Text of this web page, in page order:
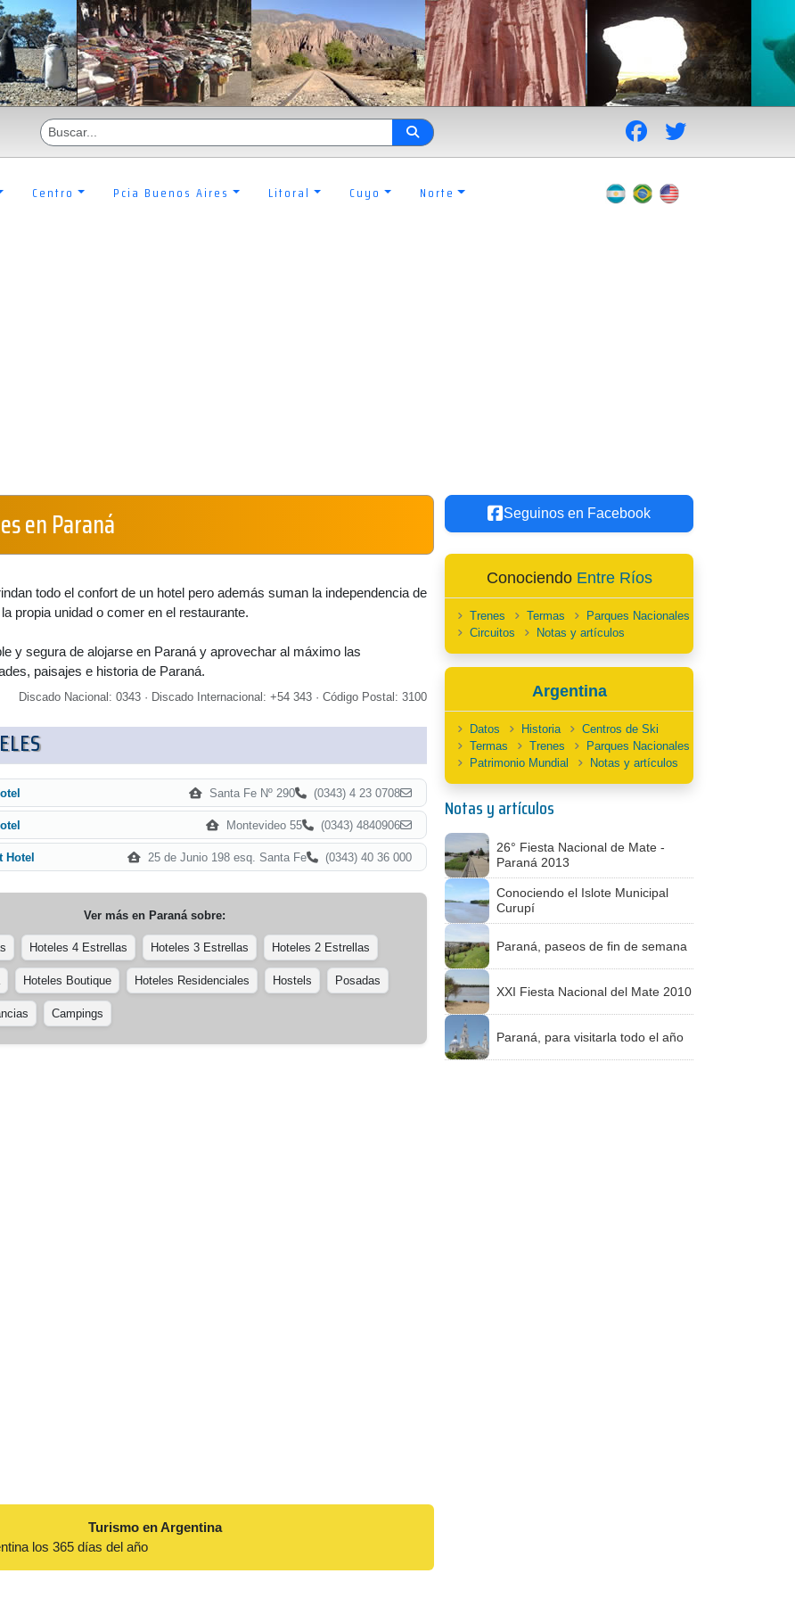
Centro Pcia Buenos Aires Litoral Cuyo Norte
en Paraná
todo el confort de un hotel pero además suman la independencia de
propia unidad o comer en el restaurante.
y segura de alojarse en Paraná y aprovechar al máximo las
paisajes e historia de Paraná.
Discado Nacional: 0343 · Discado Internacional: +54 343 · Código Postal: 3100
Santa Fe Nº 290 (0343) 4 23 0708
Montevideo 55 (0343) 4840906
Hotel 25 de Junio 198 esq. Santa Fe (0343) 40 36 000
Ver más en Paranásobre:
Hoteles 4 Estrellas Hoteles 3 Estrellas Hoteles 2 Estrellas
Hoteles Boutique Hoteles Residenciales Hostels Posadas
Campings
Turismo en Argentina
los 365 días del año
Seguinos en Facebook
Conociendo Entre Ríos
Trenes Termas
Parques Nacionales
Circuitos
Notas y artículos
Argentina
Datos Historia
Centros de Ski
Termas
Trenes
Parques Nacionales
Patrimonio Mundial
Notas y artículos
Notas y artículos
26° Fiesta Nacional de Mate -
Paraná 2013
Conociendo el Islote Municipal
Curupí
Paraná, paseos de fin de semana
XXI Fiesta Nacional del Mate 2010
Paraná, para visitarla todo el año